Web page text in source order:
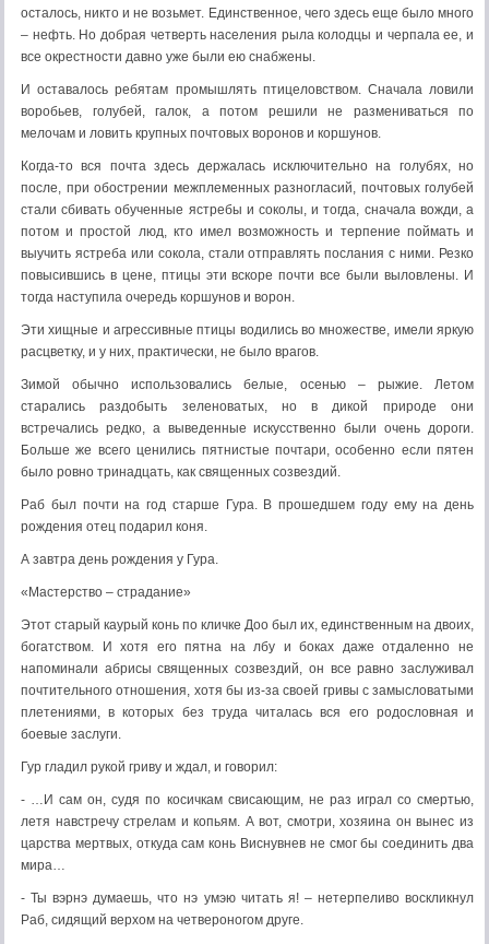
осталось, никто и не возьмет. Единственное, чего здесь еще было много
– нефть. Но добрая четверть населения рыла колодцы и черпала ее, и
все окрестности давно уже были ею снабжены.
И оставалось ребятам промышлять птицеловством. Сначала ловили
воробьев, голубей, галок, а потом решили не размениваться по
мелочам и ловить крупных почтовых воронов и коршунов.
Когда-то вся почта здесь держалась исключительно на голубях, но
после, при обострении межплеменных разногласий, почтовых голубей
стали сбивать обученные ястребы и соколы, и тогда, сначала вожди, а
потом и простой люд, кто имел возможность и терпение поймать и
выучить ястреба или сокола, стали отправлять послания с ними. Резко
повысившись в цене, птицы эти вскоре почти все были выловлены. И
тогда наступила очередь коршунов и ворон.
Эти хищные и агрессивные птицы водились во множестве, имели яркую
расцветку, и у них, практически, не было врагов.
Зимой обычно использовались белые, осенью – рыжие. Летом
старались раздобыть зеленоватых, но в дикой природе они
встречались редко, а выведенные искусственно были очень дороги.
Больше же всего ценились пятнистые почтари, особенно если пятен
было ровно тринадцать, как священных созвездий.
Раб был почти на год старше Гура. В прошедшем году ему на день
рождения отец подарил коня.
А завтра день рождения у Гура.
«Мастерство – страдание»
Этот старый каурый конь по кличке Доо был их, единственным на двоих,
богатством. И хотя его пятна на лбу и боках даже отдаленно не
напоминали абрисы священных созвездий, он все равно заслуживал
почтительного отношения, хотя бы из-за своей гривы с замысловатыми
плетениями, в которых без труда читалась вся его родословная и
боевые заслуги.
Гур гладил рукой гриву и ждал, и говорил:
- …И сам он, судя по косичкам свисающим, не раз играл со смертью,
летя навстречу стрелам и копьям. А вот, смотри, хозяина он вынес из
царства мертвых, откуда сам конь Виснувнев не смог бы соединить два
мира…
- Ты вэрнэ думаешь, что нэ умэю читать я! – нетерпеливо воскликнул
Раб, сидящий верхом на четвероногом друге.